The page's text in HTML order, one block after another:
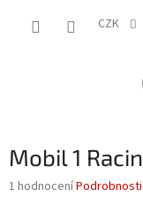
CZK
Mobil 1
Průměrné
1 hodnocení